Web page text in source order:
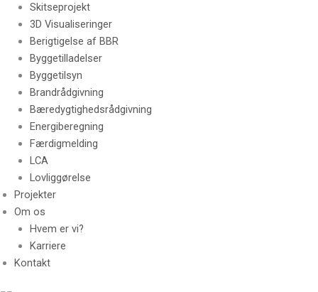
Skitseprojekt
3D Visualiseringer
Berigtigelse af BBR
Byggetilladelser
Byggetilsyn
Brandrådgivning
Bæredygtighedsrådgivning
Energiberegning
Færdigmelding
LCA
Lovliggørelse
Projekter
Om os
Hvem er vi?
Karriere
Kontakt